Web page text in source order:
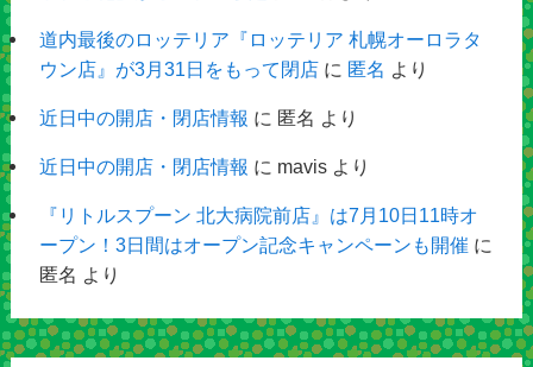
道内最後のロッテリア『ロッテリア 札幌オーロラタ
ウン店』が3月31日をもって閉店に 匿名 より
近日中の開店・閉店情報 に 匿名 より
近日中の開店・閉店情報 に mavisより
『リトルスプーン 北大病院前店』は7月10日11時オ
ープン！3日間はオープン記念キャンペーンも開催 に
匿名 より